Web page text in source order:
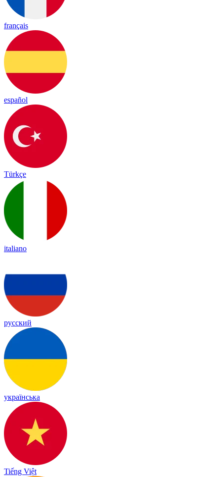
français
español
Türkçe
italiano
русский
українська
Tiếng Việt